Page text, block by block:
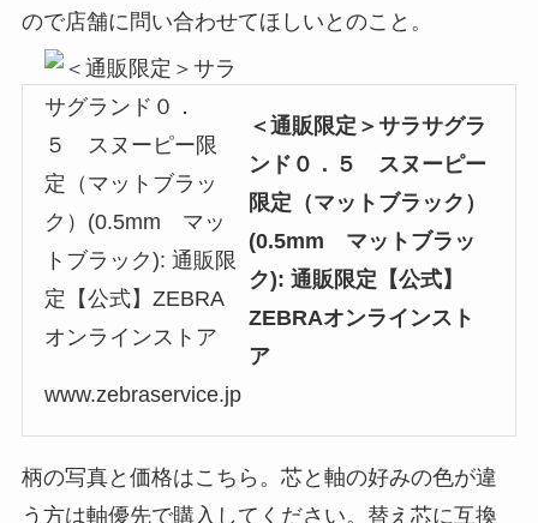
ので店舗に問い合わせてほしいとのこと。
＜通販限定＞サラサグラ
ンド０．５ スヌーピー
限定（マットブラック）
(0.5mm マットブラッ
ク): 通販限定【公式】
ZEBRAオンラインスト
ア
www.zebraservice.jp
柄の写真と価格はこちら。芯と軸の好みの色が違
う方は軸優先で購入してください。替え芯に互換